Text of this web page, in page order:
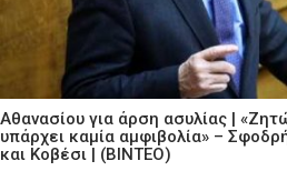
Αθανασίου για άρση ασυλίας |
υπάρχει καμία αμφιβολία» –
και Κοβέσι | (ΒΙΝΤΕΟ)